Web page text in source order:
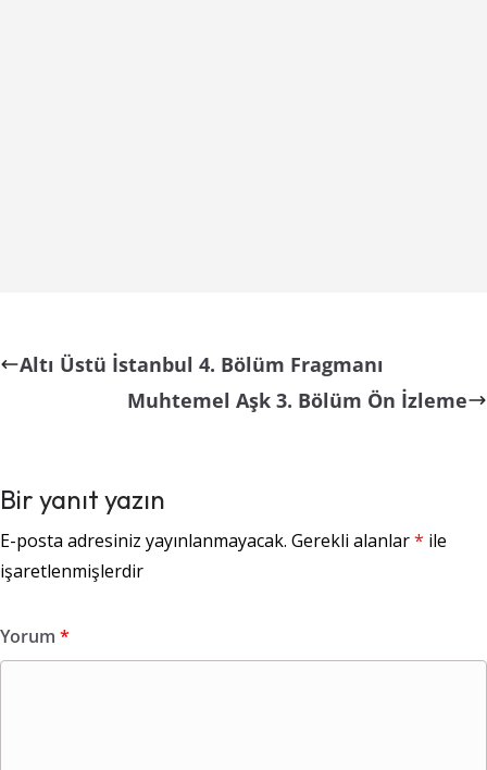
Altı Üstü İstanbul 4. Bölüm Fragmanı
Muhtemel Aşk 3. Bölüm Ön İzleme
Bir yanıt yazın
E-posta adresiniz yayınlanmayacak. Gerekli alanlar* ile
işaretlenmişlerdir
Yorum *